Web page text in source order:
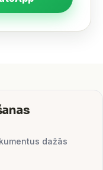
dažās